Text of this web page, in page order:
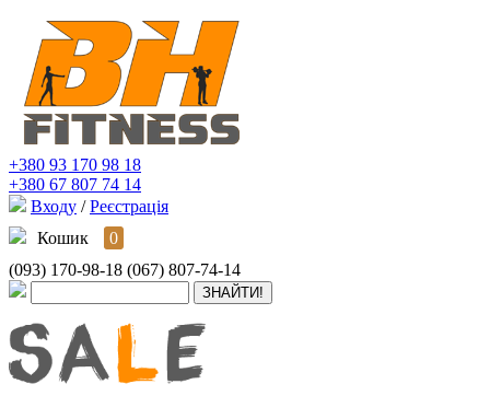
+380 93 170 98 18
+380 67 807 74 14
Входу / Реєстрація
Кошик
0
(093) 170-98-18 (067) 807-74-14